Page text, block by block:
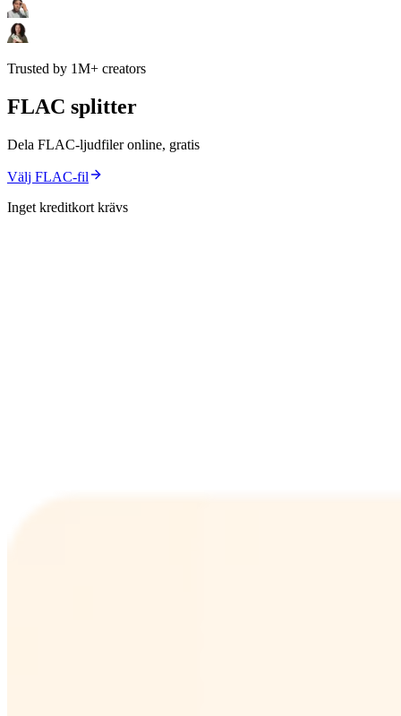
Trusted by 1M+ creators
FLAC splitter
Dela FLAC-ljudfiler online, gratis
Välj FLAC-fil
Inget kreditkort krävs